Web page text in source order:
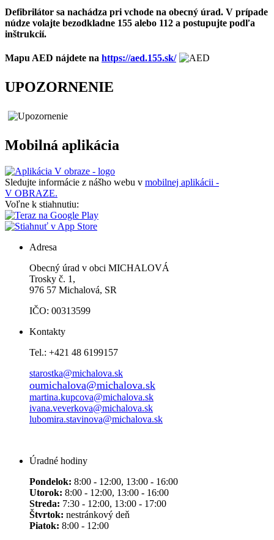
Defibrilátor sa nachádza pri vchode na obecný úrad. V prípade
núdze volajte bezodkladne 155 alebo 112 a postupujte podľa
inštrukcií.
Mapu AED nájdete na https://aed.155.sk/
UPOZORNENIE
Mobilná aplikácia
Sledujte informácie z nášho webu v mobilnej aplikácii -
V OBRAZE.
Voľne k stiahnutiu:
Adresa
Obecný úrad v obci MICHALOVÁ
Trosky č. 1,
976 57 Michalová, SR
IČO: 00313599
Kontakty
Tel.: +421 48 6199157
starostka@michalova.sk
oumichalova@michalova.sk
martina.kupcova@michalova.sk
ivana.veverkova@michalova.sk
lubomira.stavinova@michalova.sk
Úradné hodiny
Pondelok: 8:00 - 12:00, 13:00 - 16:00
Utorok: 8:00 - 12:00, 13:00 - 16:00
Streda: 7:30 - 12:00, 13:00 - 17:00
Štvrtok: nestránkový deň
Piatok: 8:00 - 12:00